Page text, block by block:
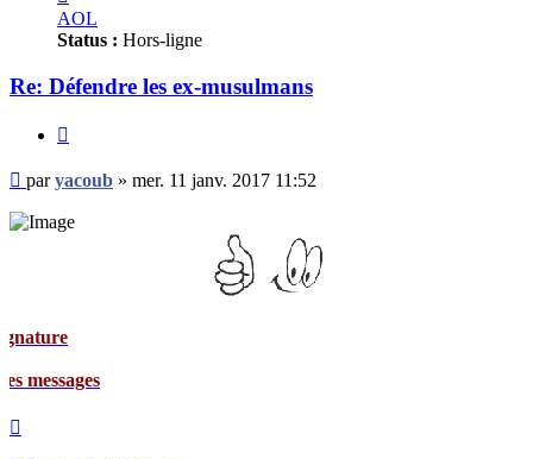
yacoub
AOL
Status : Hors-ligne
Re: Défendre les ex-musulmans
Message
non
lu
paryacoub » mer. 11 janv. 2017 11:52